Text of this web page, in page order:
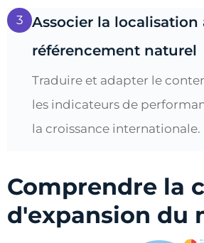
3
Associer la localisation
référencement naturel
Traduire et adapter le
les indicateurs de
la croissance internationale.
Comprendre la
d'expansion du